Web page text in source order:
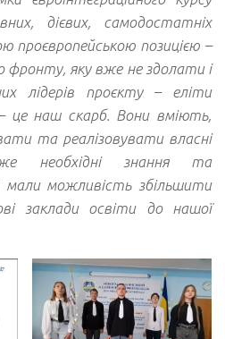
дієвих, самодостатніх
проєвропейською позицією –
фронту, яку вже не здолати і
лідерів проєкту – еліти
– це наш скарб. Вони вміють,
та реалізовувати власні
необхідні знання та
можливість збільшити
заклади освіти до нашої